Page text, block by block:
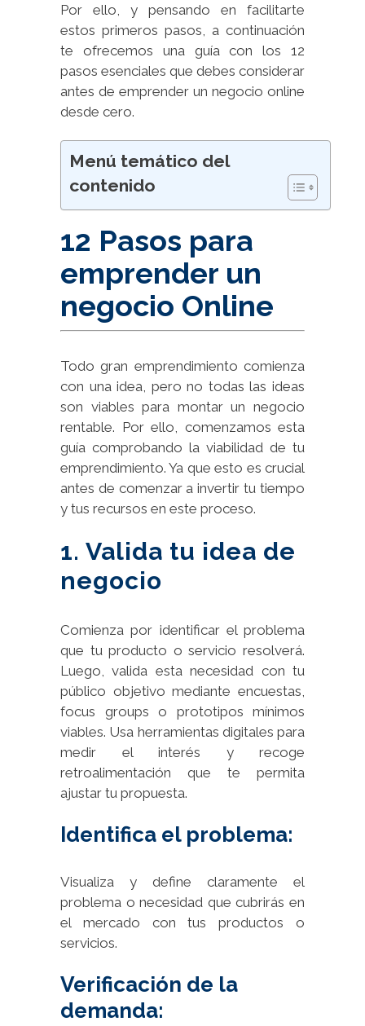
Por ello, y pensando en facilitarte
estos primeros pasos, a continuación
te ofrecemos una guía con los 12
pasos esenciales que debes considerar
antes de emprender un negocio online
desde cero.
Menú temático del
contenido
12 Pasos para
emprender un
negocio Online
Todo gran emprendimiento comienza
con una idea, pero no todas las ideas
son viables para montar un negocio
rentable. Por ello, comenzamos esta
guía comprobando la viabilidad de tu
emprendimiento. Ya que esto es crucial
antes de comenzar a invertir tu tiempo
y tus recursos en este proceso.
1. Valida tu idea de
negocio
Comienza por identificar el problema
que tu producto o servicio resolverá.
Luego, valida esta necesidad con tu
público objetivo mediante encuestas,
focus groups o prototipos mínimos
viables. Usa herramientas digitales para
medir el interés y recoge
retroalimentación que te permita
ajustar tu propuesta.
Identifica el problema:
Visualiza y define claramente el
problema o necesidad que cubrirás en
el mercado con tus productos o
servicios.
Verificación de la
demanda: